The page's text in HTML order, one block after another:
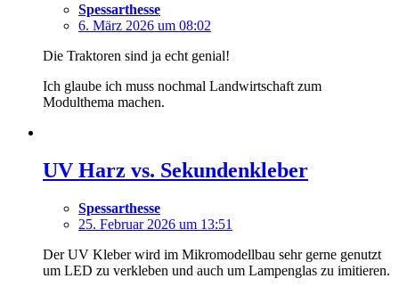
Spessarthesse
6. März 2026 um 08:02
Die Traktoren sind ja echt genial!
Ich glaube ich muss nochmal Landwirtschaft zum
Modulthema machen.
UV Harz vs. Sekundenkleber
Spessarthesse
25. Februar 2026 um 13:51
Der UV Kleber wird im Mikromodellbau sehr gerne genutzt
um LED zu verkleben und auch um Lampenglas zu imitieren.